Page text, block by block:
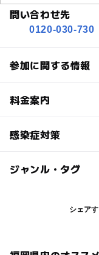
問い合わせ先
0120-030-730
参加に関する情報
定員
ございます。
0歳･1歳･2歳の
料金案内
子供の料金
感染症対策
新型コロナウイ
す。
ジャンル・タグ
プ
シェア